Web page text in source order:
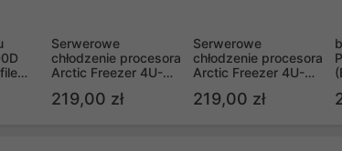
Serwerowe
chłodzenie procesora
Arctic Freezer 4U-M
219,00 zł
Serwerowe
chłodzenie procesora
Arctic Freezer 4U-M
(ACFRE00171A)
219,00 zł